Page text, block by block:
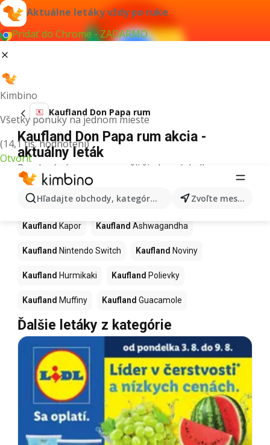
Aktuálne letáky vždy po ruke
Pridať do Chrome - ZADARMO
Kimbino
Všetky ponuky na jednom mieste
(14,1 tis. hodnotení)
Otvoriť
Hľadajte obchody, kategórie, produkty... Zvoľte mesto
Kaufland Don Papa rum
Kaufland Don Papa rum akcia -
aktuálny leták
Pre daný výraz sme nenašli žiadne výsledky.
Ďalšie produkty v obchodoch
Kaufland
Kaufland Kapor Kaufland Ashwagandha
Kaufland Nintendo Switch Kaufland Noviny
Kaufland Hurmikaki Kaufland Polievky
Kaufland Muffiny Kaufland Guacamole
Ďalšie letáky z kategórie